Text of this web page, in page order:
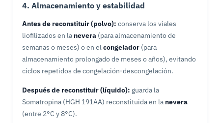
4. Almacenamiento y estabilidad
Antes de reconstituir (polvo): conserva los viales
liofilizados en la nevera (para almacenamiento de
semanas o meses) o en elcongelador (para
almacenamiento prolongado de meses o años), evitando
ciclos repetidos de congelación-descongelación.
Después de reconstituir (líquido): guarda la
Somatropina (HGH 191AA) reconstituida en la nevera
(entre 2°C y 8°C).